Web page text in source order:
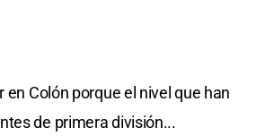
Colón porque el nivel que han
de primera división...